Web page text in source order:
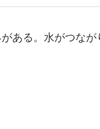
ある。水がつな